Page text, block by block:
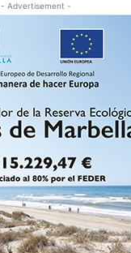
- Advertisement -